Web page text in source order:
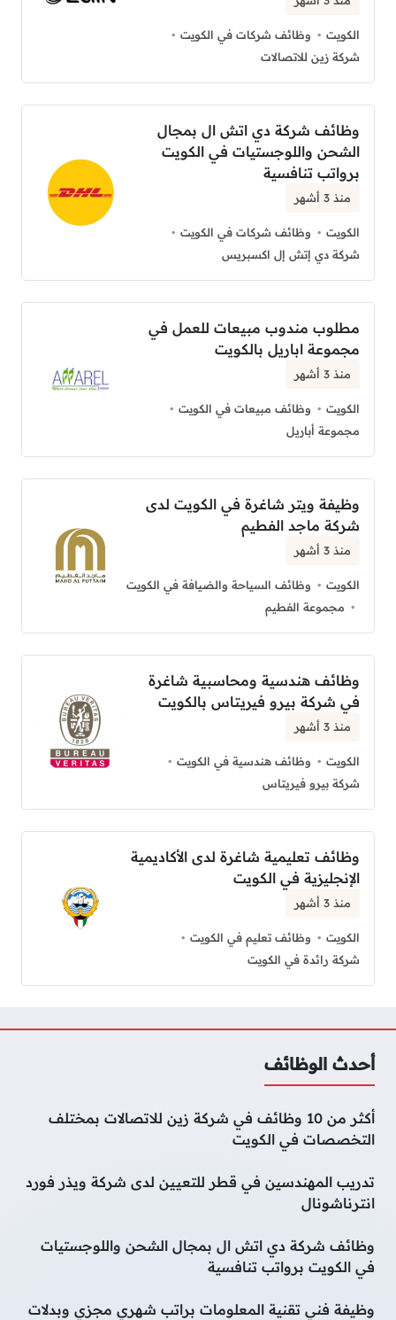
الكويت
وظائف شركات في الكويت
شركة زين للاتصالات
وظائف شركة دي اتش ال بمجال
الشحن واللوجستيات في الكويت
برواتب تنافسية
منذ 3 أشهر
الكويت
وظائف شركات في الكويت
شركة دي إتش إل اكسبريس
مطلوب مندوب مبيعات للعمل في
مجموعة اباريل بالكويت
منذ 3 أشهر
الكويت
وظائف مبيعات في الكويت
مجموعة أباريل
وظيفة ويتر شاغرة في الكويت لدى
شركة ماجد الفطيم
منذ 3 أشهر
الكويت
وظائف السياحة والضيافة في الكويت
مجموعة الفطيم
وظائف هندسية ومحاسبية شاغرة
في شركة بيرو فيريتاس بالكويت
منذ 3 أشهر
الكويت
وظائف هندسية في الكويت
شركة بيرو فيريتاس
وظائف تعليمية شاغرة لدى الأكاديمية
الإنجليزية في الكويت
منذ 3 أشهر
الكويت
وظائف تعليم في الكويت
شركة رائدة في الكويت
أحدث الوظائف
أكثر من 10 وظائف في شركة زين للاتصالات بمختلف
التخصصات في الكويت
تدريب المهندسين في قطر للتعيين لدى شركة ويذر فورد
انترناشونال
وظائف شركة دي اتش ال بمجال الشحن واللوجستيات
في الكويت برواتب تنافسية
وظيفة فني تقنية المعلومات براتب شهري مجزي وبدلات